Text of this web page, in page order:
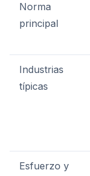
Norma
principal
Industrias
típicas
Esfuerzo y